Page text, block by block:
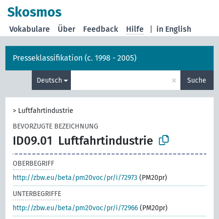
Skosmos
in English
Vokabulare Über Feedback Hilfe
Presseklassifikation (c. 1998 - 2005)
Deutsch × Suche
> Luftfahrtindustrie
BEVORZUGTE BEZEICHNUNG
ID09.01 Luftfahrtindustrie
OBERBEGRIFF
http://zbw.eu/beta/pm20voc/pr/i/72973 (PM20pr)
UNTERBEGRIFFE
http://zbw.eu/beta/pm20voc/pr/i/72966 (PM20pr)